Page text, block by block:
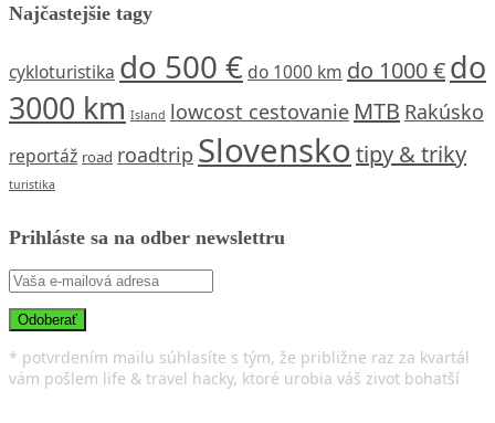
Najčastejšie tagy
cykloturistika do 500 € do 1000 km do 1000 €do
3000 km Island lowcost cestovanie MTB Rakúsko
reportáž road roadtrip Slovensko tipy & triky
turistika
Prihláste sa na odber newslettru
* potvrdením mailu súhlasíte s tým, že približne raz za kvartál
vám pošlem life & travel hacky, ktoré urobia váš zivot bohatší